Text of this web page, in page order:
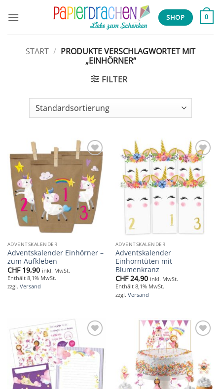
Inhalt
SHOP 0
START / PRODUKTE VERSCHLAGWORTET MIT
„EINHÖRNER“
FILTER
Add to
wishlist
ADVENTSKALENDER
Adventskalender Einhörner –
zum Aufkleben
CHF19,90 inkl. MwSt.
Enthält 8,1% MwSt.
zzgl. Versand
Add to
wishlist
ADVENTSKALENDER
Adventskalender
Einhorntüten mit
Blumenkranz
CHF24,90 inkl. MwSt.
Enthält 8,1% MwSt.
zzgl. Versand
wishlist
wishlist